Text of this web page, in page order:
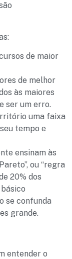
de maior
de melhor
às maiores
ser um erro.
uma faixa
tempo e
ensinam às
ou “regra
20% dos
se confunda
grande.
entender o